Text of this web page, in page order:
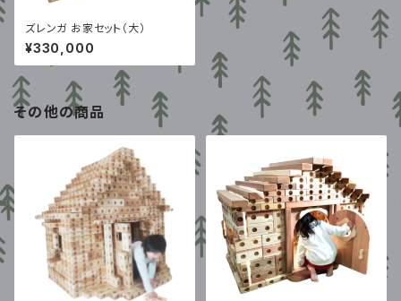
ズレンガ お家セット（大）
¥330,000
その他の商品